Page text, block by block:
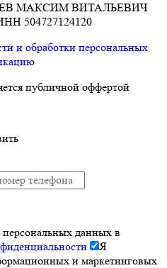
МАКСИМ ВИТАЛЬЕВИЧ
504727124120
и обработки персональных
публичной оффертой
персональных данных в
Я
и маркетинговых